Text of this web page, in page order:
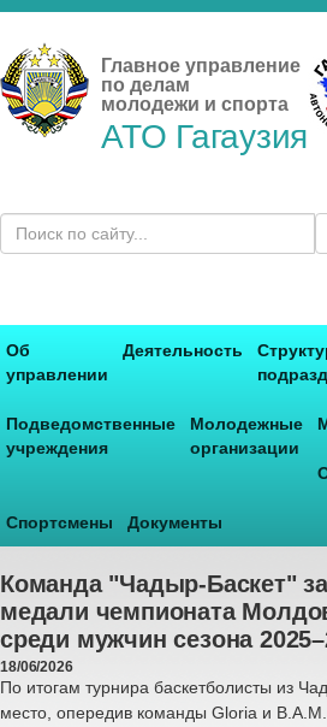
Главное управление
по делам
молодежи и спорта
АТО Гагаузия
Об
управлении
Деятельность
Подведомственные
учреждения
Молодежные
организации
Спортсмены Документы
Команда "Чадыр-Баскет"
медали чемпионата
среди мужчин сезона
18/06/2026
По итогам турнира баскетболисты из
место, опередив команды Gloria и